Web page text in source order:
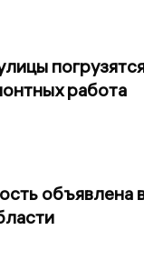
работа
объявлена